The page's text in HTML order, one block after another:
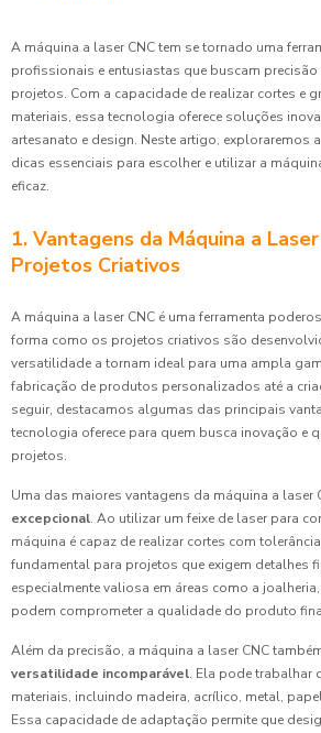
A máquina a laser CNC tem se tornado uma
profissionais e entusiastas que buscam precisão
projetos. Com a capacidade de realizar cortes e
materiais, essa tecnologia oferece soluções
artesanato e design. Neste artigo, exploraremos
dicas essenciais para escolher e utilizar a
eficaz.
1. Vantagens da Máquina a
Projetos Criativos
A máquina a laser CNC é uma ferramenta
forma como os projetos criativos são
versatilidade a tornam ideal para uma ampla
fabricação de produtos personalizados até a
seguir, destacamos algumas das principais
tecnologia oferece para quem busca inovação e
projetos.
Uma das maiores vantagens da máquina a laser
excepcional. Ao utilizar um feixe de laser para
máquina é capaz de realizar cortes com
fundamental para projetos que exigem detalhes
especialmente valiosa em áreas como a
podem comprometer a qualidade do produto
Além da precisão, a máquina a laser CNC
versatilidade incomparável. Ela pode trabalhar
materiais, incluindo madeira, acrílico, metal,
Essa capacidade de adaptação permite que